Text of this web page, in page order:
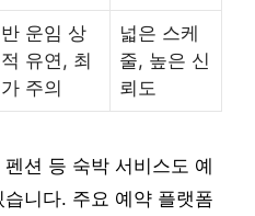
운임 상
유연, 최
주의
넓은 스케
줄, 높은 신
뢰도
션 등 숙박 서비스도 예
니다. 주요 예약 플랫폼